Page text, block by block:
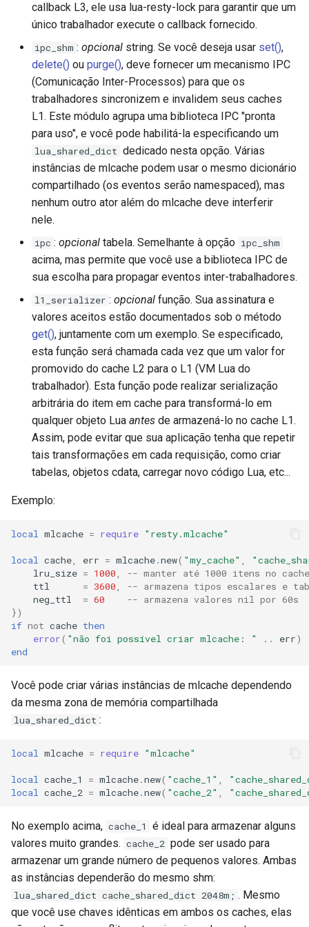
substitutions
sysguard
teslagov-jwt
testcookie
traffic-accounting
tuning
unbrotli
untar
unzstd
upload-progress
upload
upstream-dynamic
upstream-fair
upstream-jdomain
upsync
vts
wasm-wasmtime
xslt
xss
zip
callback L3, ele usa lua-resty-lock para garantir que um
único trabalhador execute o callback fornecido.
ipc_shm : opcional string. Se você deseja usar set(),
delete() ou purge(), deve fornecer um mecanismo IPC
(Comunicação Inter-Processos) para que os
trabalhadores sincronizem e invalidem seus caches
L1. Este módulo agrupa uma biblioteca IPC "pronta
para uso", e você pode habilitá-la especificando um
lua_shared_dict dedicado nesta opção. Várias
instâncias de mlcache podem usar o mesmo dicionário
compartilhado (os eventos serão namespaced), mas
nenhum outro ator além do mlcache deve interferir
nele.
ipc : opcional tabela. Semelhante à opção ipc_shm
acima, mas permite que você use a biblioteca IPC de
sua escolha para propagar eventos inter-trabalhadores.
l1_serializer : opcional função. Sua assinatura e
valores aceitos estão documentados sob o método
get(), juntamente com um exemplo. Se especificado,
esta função será chamada cada vez que um valor for
promovido do cache L2 para o L1 (VM Lua do
trabalhador). Esta função pode realizar serialização
arbitrária do item em cache para transformá-lo em
qualquer objeto Lua antes de armazená-lo no cache L1.
Assim, pode evitar que sua aplicação tenha que repetir
tais transformações em cada requisição, como criar
tabelas, objetos cdata, carregar novo código Lua, etc...
Exemplo:
local mlcache = require "resty.mlcache"
local cache err = mlcache.new( "my_cache"
lru_size = 1000
-- manter até 1000 itens no
ttl
= 3600
-- armazena tipos escalares e
neg_ttl
= 60
-- armazena valores nil por 60s
})
if not cache then
error( "não foi possível criar mlcache: " .. err)
end
Você pode criar várias instâncias de mlcache dependendo
da mesma zona de memória compartilhada
lua_shared_dict :
local mlcache = require "mlcache"
local cache_1 = mlcache.new( "cache_1"
local
cache_2 = mlcache.new( "cache_2"
No exemplo acima, cache_1
é ideal para armazenar alguns
valores muito grandes. cache_2 pode ser usado para
armazenar um grande número de pequenos valores. Ambas
as instâncias dependerão do mesmo shm:
lua_shared_dict cache_shared_dict 2048m; . Mesmo
que você use chaves idênticas em ambos os caches, elas